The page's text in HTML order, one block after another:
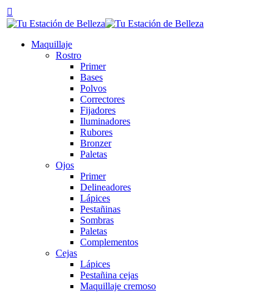
Maquillaje
Rostro
Primer
Bases
Polvos
Correctores
Fijadores
Iluminadores
Rubores
Bronzer
Paletas
Ojos
Primer
Delineadores
Lápices
Pestañinas
Sombras
Paletas
Complementos
Cejas
Lápices
Pestañina cejas
Maquillaje cremoso